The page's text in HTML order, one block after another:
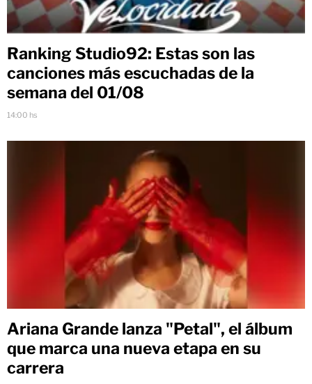
Ranking Studio92: Estas son las
canciones más escuchadas de la
semana del 01/08
14:00 hs
Ariana Grande lanza "Petal", el álbum
que marca una nueva etapa en su
carrera